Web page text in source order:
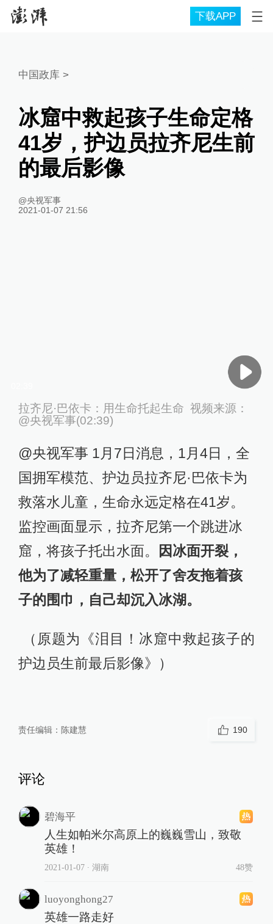
下载APP
中国政库 >
冰窟中救起孩子生命定格
41岁，护边员拉齐尼生前
的最后影像
@央视军事
2021-01-07 21:56
拉齐尼·巴依卡：用生命托起生命 视频来源：
@央视军事(02:39)
@央视军事 1月7日消息，1月4日，全
国拥军模范、护边员拉齐尼·巴依卡为
救落水儿童，生命永远定格在41岁。
监控画面显示，拉齐尼第一个跳进冰
窟，将孩子托出水面。
因冰面开裂，
他为了减轻重量，松开了舍友拖着孩
子的围巾，自己却沉入冰湖。
（原题为《泪目！冰窟中救起孩子的
护边员生前最后影像》）
责任编辑： 陈建慧 190
评论
碧海平
人生如帕米尔高原上的巍巍雪山，致敬
英雄！
2021-01-07∙ 湖南 48赞
luoyonghong27
英雄一路走好